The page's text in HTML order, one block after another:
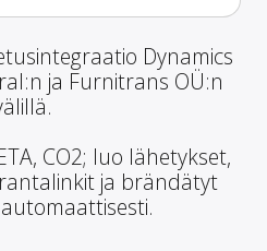
Dynamics
ja Furnitrans OÜ:n
CO2; luo lähetykset,
ja brändätyt